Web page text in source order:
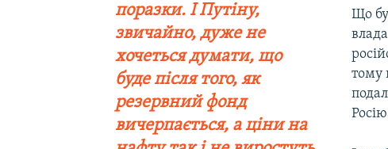
поразки. І Путіну,
звичайно, дуже не
хочеться думати, що
буде після того, як
резервний фонд
вичерпається, а ціни на
Що
тому